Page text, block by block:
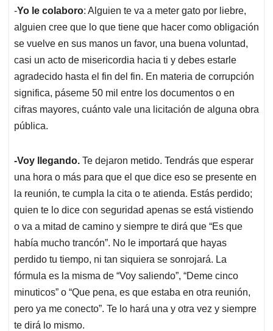
-Yo le colaboro: Alguien te va a meter gato por liebre,
alguien cree que lo que tiene que hacer como obligación
se vuelve en sus manos un favor, una buena voluntad,
casi un acto de misericordia hacia ti y debes estarle
agradecido hasta el fin del fin. En materia de corrupción
significa, páseme 50 mil entre los documentos o en
cifras mayores, cuánto vale una licitación de alguna obra
pública.
-Voy llegando. Te dejaron metido. Tendrás que esperar
una hora o más para que el que dice eso se presente en
la reunión, te cumpla la cita o te atienda. Estás perdido;
quien te lo dice con seguridad apenas se está vistiendo
o va a mitad de camino y siempre te dirá que “Es que
había mucho trancón”. No le importará que hayas
perdido tu tiempo, ni tan siquiera se sonrojará. La
fórmula es la misma de “Voy saliendo”, “Deme cinco
minuticos” o “Que pena, es que estaba en otra reunión,
pero ya me conecto”. Te lo hará una y otra vez y siempre
te dirá lo mismo.